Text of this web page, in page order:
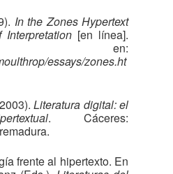
In the Zones Hypertext
[en línea].
en:
essays/zones.ht
Literatura digital: el
. Cáceres:
frente al hipertexto. En